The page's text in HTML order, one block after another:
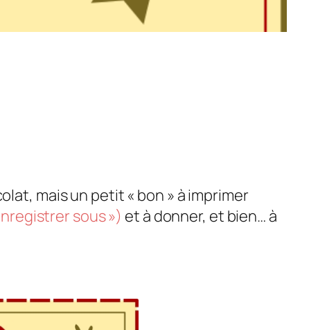
mais un petit « bon » à imprimer
sous ») et à donner, et bien… à